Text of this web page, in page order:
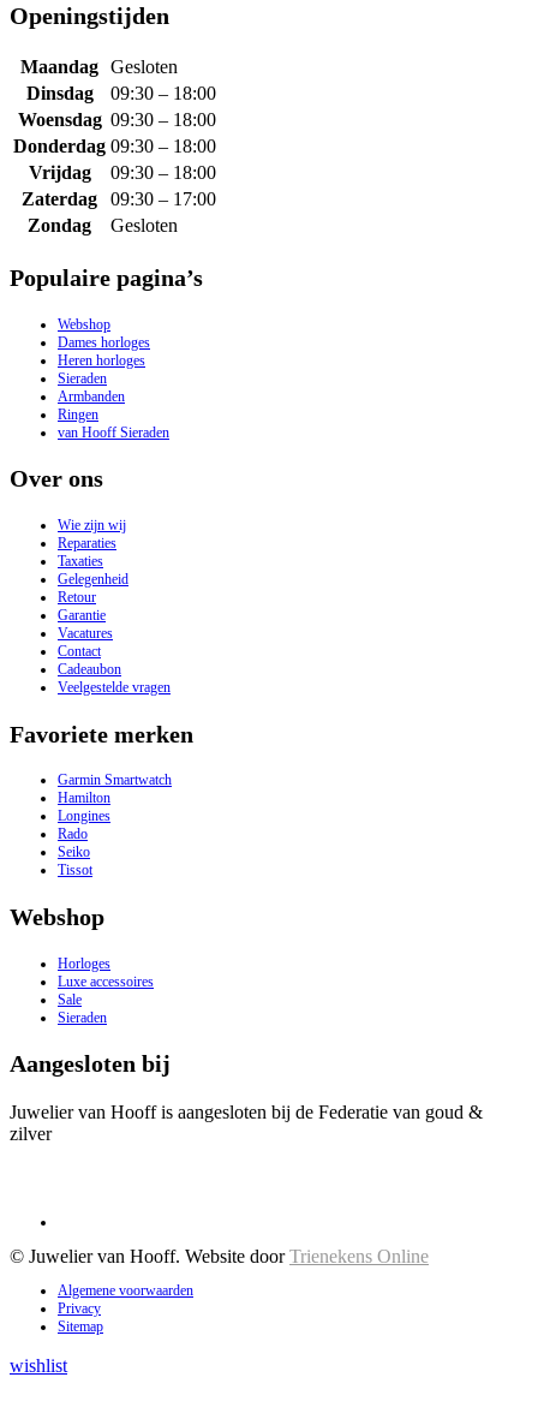
Openingstijden
Maandag Gesloten
Dinsdag
09:30 – 18:00
Woensdag 09:30 – 18:00
Donderdag 09:30 – 18:00
Vrijdag
09:30 – 18:00
Zaterdag
09:30 – 17:00
Zondag
Gesloten
Populaire pagina’s
Webshop
Dames horloges
Heren horloges
Sieraden
Armbanden
Ringen
van Hooff Sieraden
Over ons
Wie zijn wij
Reparaties
Taxaties
Gelegenheid
Retour
Garantie
Vacatures
Contact
Cadeaubon
Veelgestelde vragen
Favoriete merken
Garmin Smartwatch
Hamilton
Longines
Rado
Seiko
Tissot
Webshop
Horloges
Luxe accessoires
Sale
Sieraden
Aangesloten bij
Juwelier van Hooff is aangesloten bij de Federatie van goud &
zilver
© Juwelier van Hooff. Website doorTrienekens Online
Algemene voorwaarden
Privacy
Sitemap
wishlist